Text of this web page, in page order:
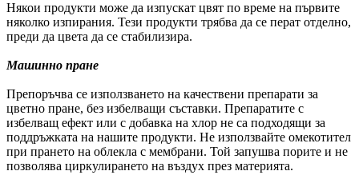
Някои продукти може да изпускат цвят по време на първите
няколко изпирания. Тези продукти трябва да се перат отделно,
преди да цвета да се стабилизира.
Машинно пране
Препоръчва се използването на качествени препарати за
цветно пране, без избелващи съставки. Препаратите с
избелващ ефект или с добавка на хлор не са подходящи за
поддръжката на нашите продукти. Не използвайте омекотител
при прането на облекла с мембрани. Той запушва порите и не
позволява циркулирането на въздух през материята.